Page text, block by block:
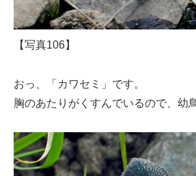
【写真106】
おっ、「カワセミ」です。
胸のあたりがくすんでいるので、幼